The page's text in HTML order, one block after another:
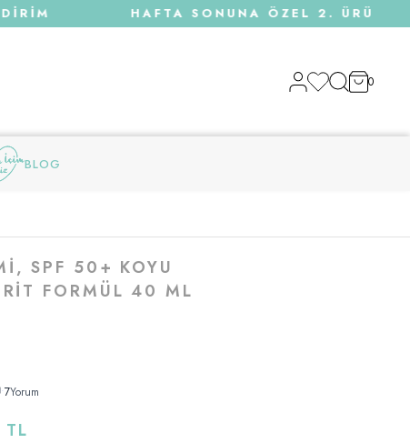
HAFTA SONUNA ÖZEL 2. ÜRÜN 1
0
BLOG
SPF 50+ KOYU
FORMÜL 40 ML
•7Yorum